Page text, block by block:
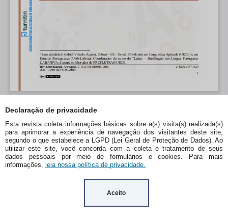
Declaração de privacidade
Esta revista coleta informações básicas sobre a(s) visita(s) realizada(s)
para aprimorar a experiência de navegação dos visitantes deste site,
segundo o que estabelece a LGPD (Lei Geral de Proteção de Dados). Ao
utilizar este site, você concorda com a coleta e tratamento de seus
dados pessoais por meio de formulários e cookies. Para mais
informações, leia nossa política de privacidade.
Aceito